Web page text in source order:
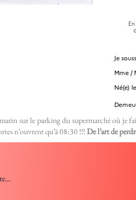
sur le parking du supermarché où je
n’ouvrent qu’à 08:30 !!!De l’art de